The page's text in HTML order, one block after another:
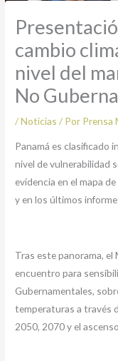
cambio
nivel del
No
/Noticias / Por Prensa
Panamá es clasificado
nivel de vulnerabilidad
evidencia en el mapa
y en los últimos
Tras este panorama,
encuentro para
Gubernamentales,
temperaturas a través
2050, 2070 y el